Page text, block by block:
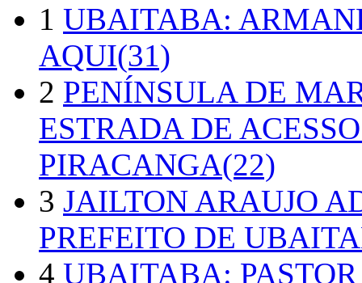
1 UBAITABA:
AQUI(31)
2 PENÍNSULA DE
ESTRADA DE
PIRACANGA(22)
3 JAILTON ARAUJO
PREFEITO DE
4 UBAITABA: